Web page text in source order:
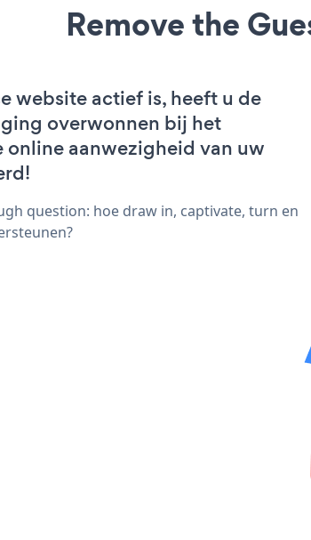
Remove the
website actief is, heeft u de
overwonnen bij het
aanwezigheid van uw
question: hoe draw in, captivate, turn en